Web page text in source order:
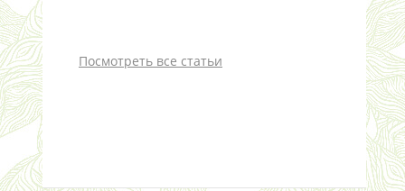
Посмотреть все статьи